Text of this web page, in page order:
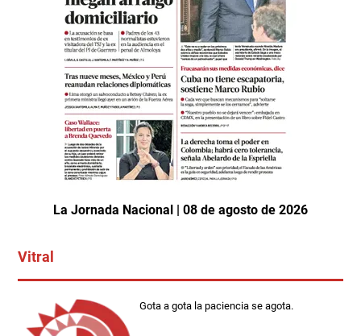
La Jornada Nacional | 08 de agosto de 2026
Vitral
Gota a gota la paciencia se agota.